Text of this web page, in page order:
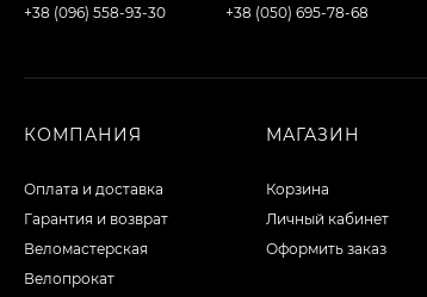
+38 (096) 558-93-30 +38 (050) 695-78-68
КОМПАНИЯ
Оплата и доставка
Гарантия и возврат
Веломастерская
Велопрокат
МАГАЗИН
Корзина
Личный кабинет
Оформить заказ